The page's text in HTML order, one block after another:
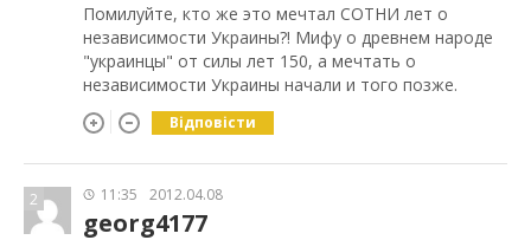
Помилуйте, кто же это мечтал СОТНИ лет о
независимости Украины?! Мифу о древнем народе
"украинцы" от силы лет 150, а мечтать о
независимости Украины начали и того позже.
Відповісти
2 11:35 2012.04.08
georg4177